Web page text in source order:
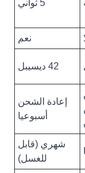
5 ثواني
نعم
42 ديسيبل
إعادة الشحن
أسبوعيا
شهري (قابل
للغسل)